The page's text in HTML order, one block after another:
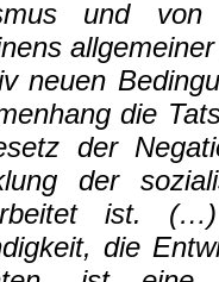
und
neuen
die
der
der
ist.
die